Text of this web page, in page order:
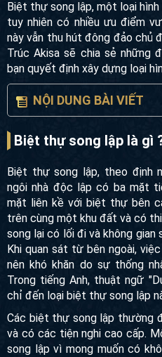
Biệt thự song lập, một loại
lạ tuy nhiên có nhiều ưu điểm
này vẫn thu hút đông đảo
Kiến Trúc Akisa sẽ chia sẻ
khi bạn quyết định xây dựng
NỘI DUNG BÀI VIẾT
Biệt thự song lập là gì
Biệt thự song lập, theo định
ngôi nhà độc lập có ba mặt
mặt liên kề với biệt thự bên
trên cùng một khu đất và có
song lại có lối đi và không
nhau. Khi quan sát từ bên
này trở nên khó khăn do sự
chúng. Trong tiếng Anh,
dụng để chỉ đến loại biệt thự
Các biệt thự song lập thường
và có các tiện nghi cao cấp.
song lập vì mong muốn có